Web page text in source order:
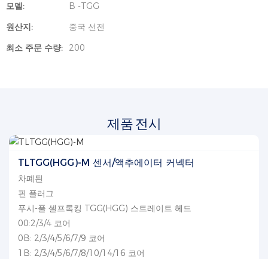
모델:
B -TGG
원산지:
중국 선전
최소 주문 수량:
200
제품 전시
TLTGG(HGG)-M 센서/액추에이터 커넥터
차폐된
핀 플러그
푸시-풀 셀프록킹 TGG(HGG) 스트레이트 헤드
00:2/3/4 코어
0B: 2/3/4/5/6/7/9 코어
1B: 2/3/4/5/6/7/8/10/14/16 코어